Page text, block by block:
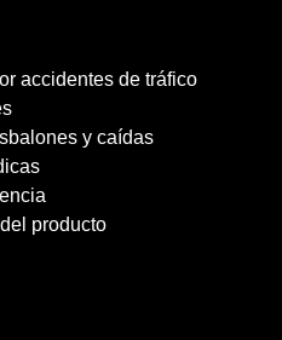
accidentes de tráfico
y caídas
producto